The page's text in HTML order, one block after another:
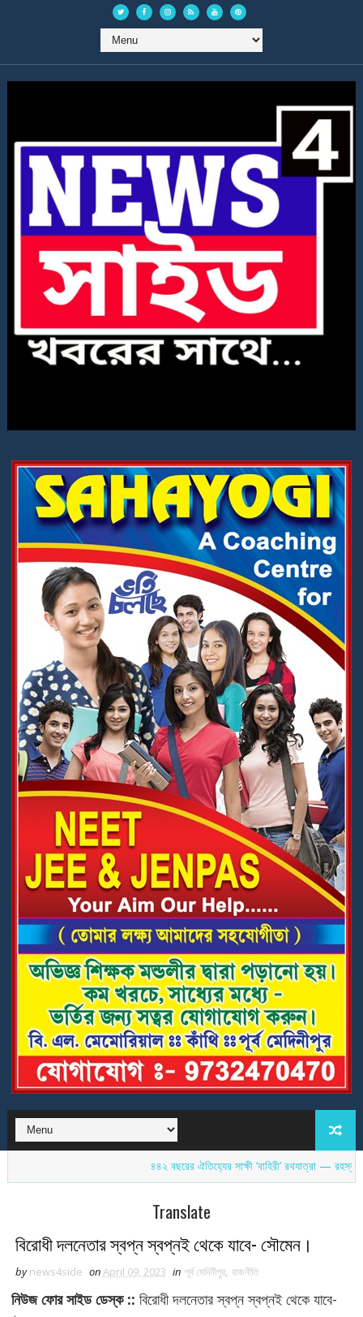
৪৪২ বছরের ঐতিহ্যের সাক্ষী ‘বাহিরী’ রথযাত্রা — রহস্যময়
Translate
বিরোধী দলনেতার স্বপ্ন স্বপ্নই থেকে যাবে- সৌমেন।
by news4side onApril 09, 2023 in পূর্ব মেদিনীপুর, রাজনীতি
নিউজ ফোর সাইড ডেস্ক :: বিরোধী দলনেতার স্বপ্ন স্বপ্নই থেকে যাবে-